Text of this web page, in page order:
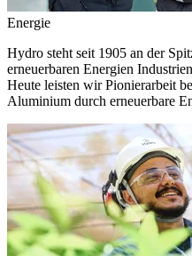
Energie
Hydro steht seit 1905 an der
erneuerbaren Energien
Heute leisten wir Pionierarbeit
Aluminium durch erneuerbare